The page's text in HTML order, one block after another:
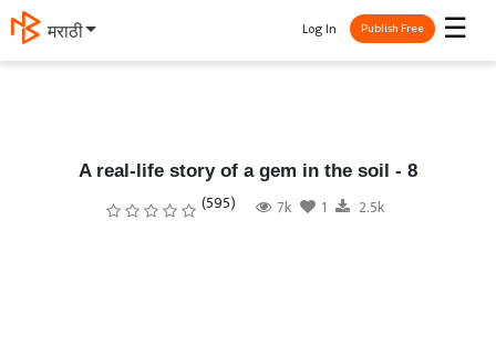
தமிழ் ☰
Log In Publish Free
A real-life story of a gem in the soil - 8
(595) 7k 1 2.5k